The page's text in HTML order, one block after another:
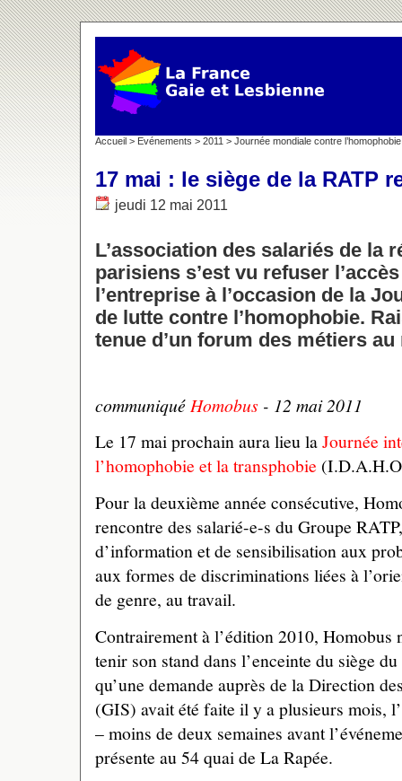
Accueil > Evénements > 2011 > Journée mondiale contre l’homophobie
17 mai : le siège de la RATP
jeudi 12 mai 2011
L’association des salariés de la
parisiens s’est vu refuser
l’entreprise à l’occasion de la
de lutte contre l’homophobie.
tenue d’un forum des métiers
communiqué Homobus - 12 mai 2011
Le 17 mai prochain aura lieu laJournée
l’homophobie et la transphobie
Pour la deuxième année consécutive,
rencontre des salarié-e-s du Groupe
d’information et de sensibilisation aux
aux formes de discriminations liées à
de genre, au travail.
Contrairement à l’édition 2010, Homobus
tenir son stand dans l’enceinte du siège
qu’une demande auprès de la Direction
(GIS) avait été faite il y a plusieurs mois,
– moins de deux semaines avant
présente au 54 quai de La Rapée.